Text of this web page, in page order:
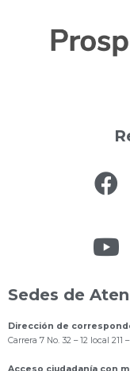
Sedes de
Dirección de
Carrera 7 No. 32 – 12 local 211